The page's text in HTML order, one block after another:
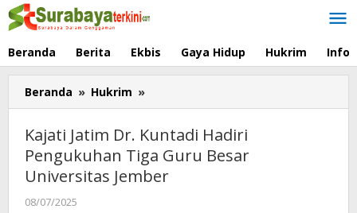
Lewati
ke
Beranda Berita Ekbis Gaya Hidup Hukrim Info
Beranda » Hukrim »
Jatim
Kuntadi
Hadiri
Pengukuhan
Kajati Jatim Dr. Kuntadi Hadiri
Pengukuhan Tiga Guru Besar
Universitas Jember
08/07/2025